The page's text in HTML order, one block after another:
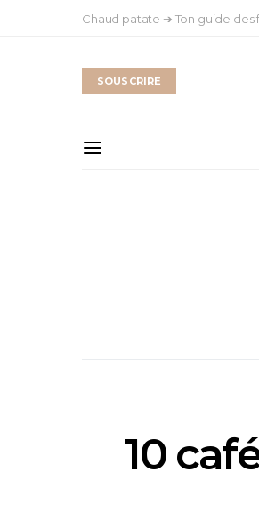
Chaud patate ➔ Ton guide des
SOUSCRIRE
10